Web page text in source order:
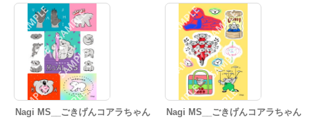
Nagi MS__ごきげんコアラちゃん
Nagi MS__ごきげんコアラちゃん